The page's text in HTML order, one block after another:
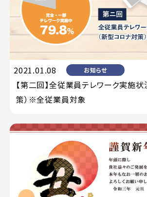
2021.01.08 お知らせ
【第二回】全従業員テレワーク実施
策）※全従業員対象